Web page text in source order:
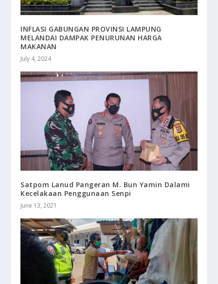
INFLASI GABUNGAN PROVINSI LAMPUNG
MELANDAI DAMPAK PENURUNAN HARGA
MAKANAN
July 4, 2024
Satpom Lanud Pangeran M. Bun Yamin Dalami
Kecelakaan Penggunaan Senpi
June 13, 2021